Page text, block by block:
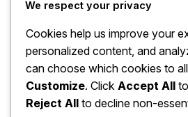
seseorang yang baru saja
resign, PHK, maupun
hidup. Namun, tanpa
matang, dana ini justru
tanpa memberikan
panjang. Karena itu,
We respect your privacy
Cookies help us improve your
personalized content, and
can choose which cookies to
Customize. Click Accept All
Reject All to decline non-